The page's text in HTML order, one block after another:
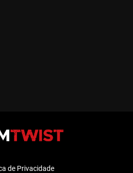
de Privacidade